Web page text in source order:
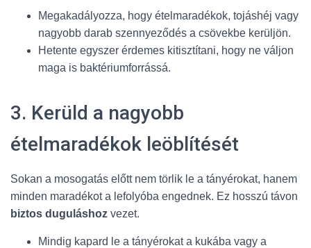
Megakadályozza, hogy ételmaradékok, tojáshéj vagy
nagyobb darab szennyeződés a csövekbe kerüljön.
Hetente egyszer érdemes kitisztítani, hogy ne váljon
maga is baktériumforrássá.
3. Kerüld a nagyobb
ételmaradékok leöblítését
Sokan a mosogatás előtt nem törlik le a tányérokat, hanem
minden maradékot a lefolyóba engednek. Ez hosszú távon
biztos duguláshoz vezet.
Mindig kapard le a tányérokat a kukába vagy a